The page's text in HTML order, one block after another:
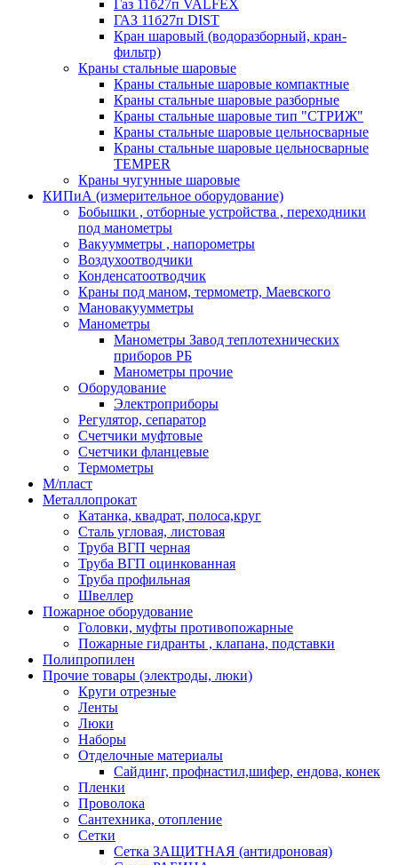
Газ 11б27п VALFEX
ГАЗ 11б27п DIST
Кран шаровый (водоразборный, кран-
фильтр)
Краны стальные шаровые
Краны стальные шаровые компактные
Краны стальные шаровые разборные
Краны стальные шаровые тип "СТРИЖ"
Краны стальные шаровые цельносварные
Краны стальные шаровые цельносварные
TEMPER
Краны чугунные шаровые
КИПиА (измерительное оборудование)
Бобышки , отборные устройства , переходники
под манометры
Вакуумметры , напорометры
Воздухоотводчики
Конденсатоотводчик
Краны под маном, термометр, Маевского
Мановакуумметры
Манометры
Манометры Завод теплотехнических
приборов РБ
Манометры прочие
Оборудование
Электроприборы
Регулятор, сепаратор
Счетчики муфтовые
Счетчики фланцевые
Термометры
М/пласт
Металлопрокат
Катанка, квадрат, полоса,круг
Сталь угловая, листовая
Труба ВГП черная
Труба ВГП оцинкованная
Труба профильная
Швеллер
Пожарное оборудование
Головки, муфты противопожарные
Пожарные гидранты , клапана, подставки
Полипропилен
Прочие товары (электроды, люки)
Круги отрезные
Ленты
Люки
Наборы
Отделочные материалы
Сайдинг, профнастил,шифер, ендова, конек
Пленки
Проволока
Сантехника, отопление
Сетки
Сетка ЗАЩИТНАЯ (антидроновая)